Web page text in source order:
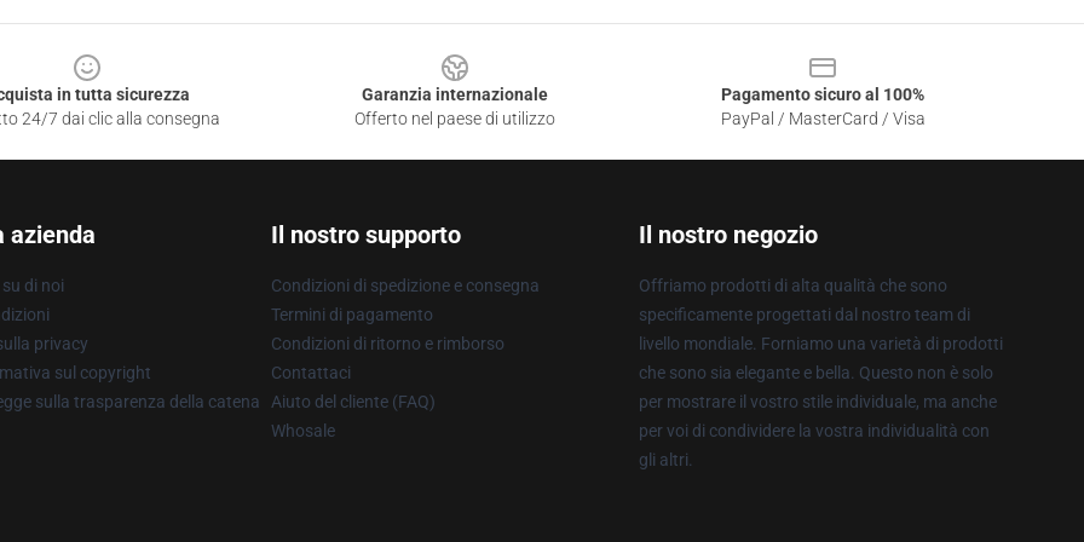
in tutta sicurezza
24/7 dai clic alla consegna
Garanzia internazionale
Offerto nel paese di utilizzo
Pagamento sicuro al 100%
PayPal / MasterCard / Visa
azienda
di noi
privacy
sul copyright
sulla trasparenza della catena
Il nostro supporto
Condizioni di spedizione e consegna
Termini di pagamento
Condizioni di ritorno e rimborso
Contattaci
Aiuto del cliente (FAQ)
Whosale
Il nostro negozio
Offriamo prodotti di alta qualità che sono
specificamente progettati dal nostro team di
livello mondiale. Forniamo una varietà di prodotti
che sono sia elegante e bella. Questo non è solo
per mostrare il vostro stile individuale, ma anche
per voi di condividere la vostra individualità con
gli altri.